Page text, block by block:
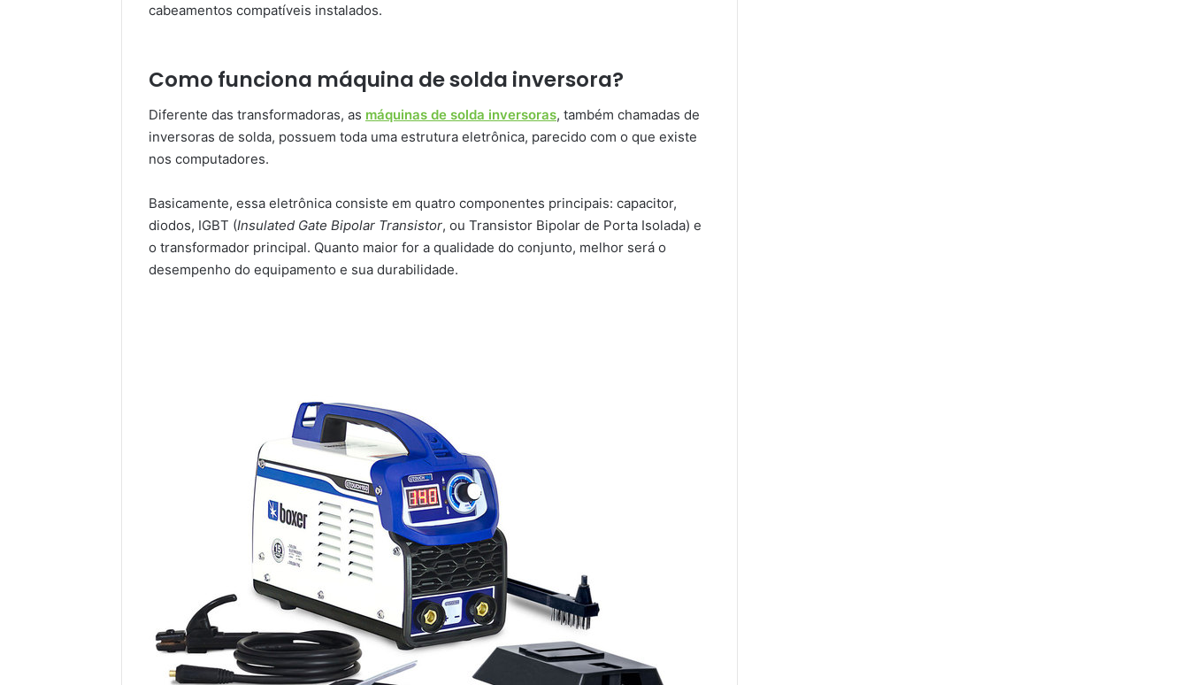
cabeamentos compatíveis instalados.
Como funciona máquina de solda inversora?
Diferente das transformadoras, as máquinas de solda inversoras, também chamadas de
inversoras de solda, possuem toda uma estrutura eletrônica, parecido com o que existe
nos computadores.
Basicamente, essa eletrônica consiste em quatro componentes principais: capacitor,
diodos, IGBT (Insulated Gate Bipolar Transistor, ou Transistor Bipolar de Porta Isolada) e
o transformador principal. Quanto maior for a qualidade do conjunto, melhor será o
desempenho do equipamento e sua durabilidade.